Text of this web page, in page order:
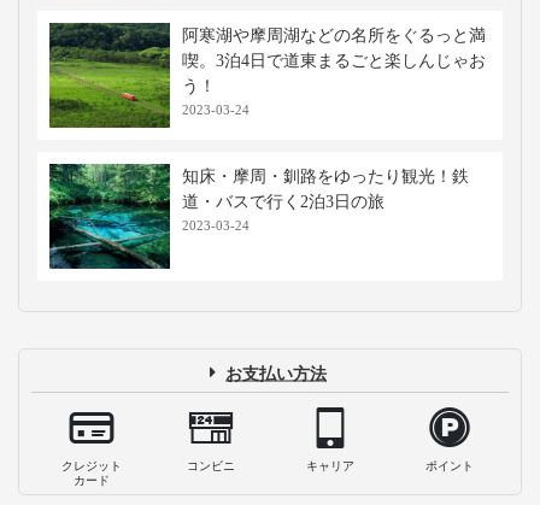
阿寒湖や摩周湖などの名所をぐるっと満
喫。3泊4日で道東まるごと楽しんじゃお
う！
2023-03-24
知床・摩周・釧路をゆったり観光！鉄
道・バスで行く2泊3日の旅
2023-03-24
お支払い方法
クレジット
カード
コンビニ キャリア ポイント